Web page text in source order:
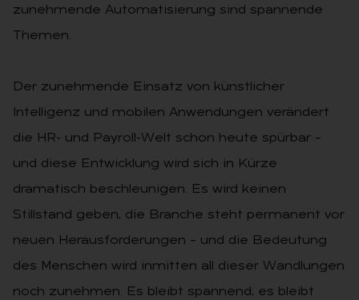
zunehmende Automatisierung sind spannende
Themen.
Der zunehmende Einsatz von künstlicher
Intelligenz und mobilen Anwendungen verändert
die HR- und Payroll-Welt schon heute spürbar –
und diese Entwicklung wird sich in Kürze
dramatisch beschleunigen. Es wird keinen
Stillstand geben, die Branche steht permanent vor
neuen Herausforderungen – und die Bedeutung
des Menschen wird inmitten all dieser Wandlungen
noch zunehmen. Es bleibt spannend, es bleibt